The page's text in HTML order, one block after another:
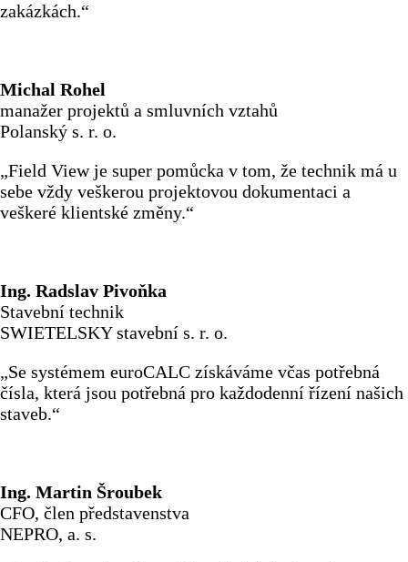
zakázkách.“
Michal Rohel
manažer projektů a smluvních vztahů
Polanský s. r. o.
„Field View je super pomůcka v tom, že technik má u
sebe vždy veškerou projektovou dokumentaci a
veškeré klientské změny.“
Ing. Radslav Pivoňka
Stavební technik
SWIETELSKY stavební s. r. o.
„Se systémem euroCALC získáváme včas potřebná
čísla, která jsou potřebná pro každodenní řízení našich
staveb.“
Ing. Martin Šroubek
CFO, člen představenstva
NEPRO, a. s.